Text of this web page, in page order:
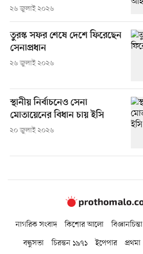
২৬ জুলাই ২০২৬
তুরস্ক সফর শেষে দেশে ফিরেছেন
সেনাপ্রধান
২৬ জুলাই ২০২৬
স্থানীয় নির্বাচনেও সেনা
মোতায়েনের বিধান চায় ইসি
২০ জুলাই ২০২৬
নাগরিক সংবাদ কিশোর আলো বিজ্ঞানচিন্তা
বন্ধুসভা
চিরন্তন ১৯৭১ ইপেপার প্রথমা